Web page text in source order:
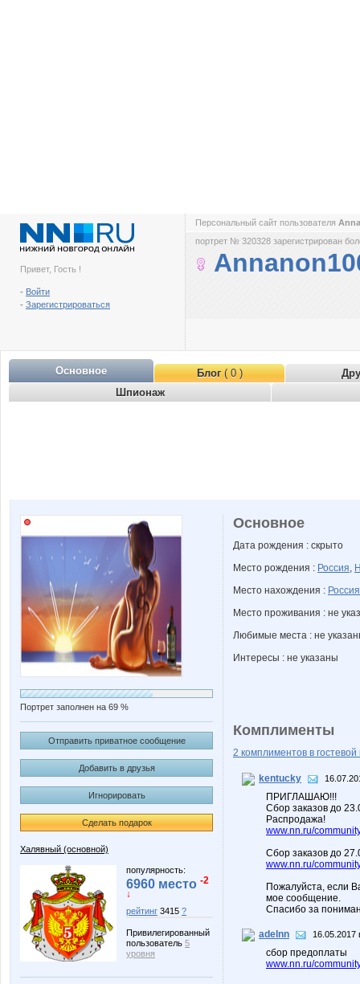
Привет, Гость !
- Войти
- Зарегистрироваться
Персональный сайт пользователя
портрет № 320328 зарегистрирован
Основное Блог( 0 )
Шпионаж
Портрет заполнен на 69 %
Отправить приватное сообщение
Добавить в друзья
Игнорировать
Сделать подарок
Халявный (основной)
популярность:
6960 место -2
↓
рейтинг 3415 ?
Привилегированный
пользователь 5
уровня
Основное
Дата рождения : скрыто
Место рождения : Россия,
Место нахождения : Россия
Место проживания : не
Любимые места : не
Интересы : не указаны
Комплименты
2 комплиментов в гостевой
kentucky
ПРИГЛАШАЮ!!!
Сбор заказов до
Распродажа!
www.nn.ru/
Сбор заказов до
www.nn.ru/
Пожалуйста, если
мое сообщение.
Спасибо за
adelnn 16.05.2017
сбор предоплаты
www.nn.ru/